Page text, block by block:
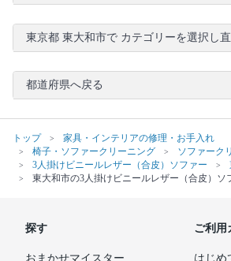
東京都 東大和市で カテゴリーを選択し
都道府県へ戻る
トップ
家具・インテリアの修理・お手入れ
椅子・ソファークリーニング
ソファーク
3人掛けビニールレザー（合皮）ソファー
東大和市の3人掛けビニールレザー（合皮）ソ
探す
おまかせマイスター
ご利用
はじめ